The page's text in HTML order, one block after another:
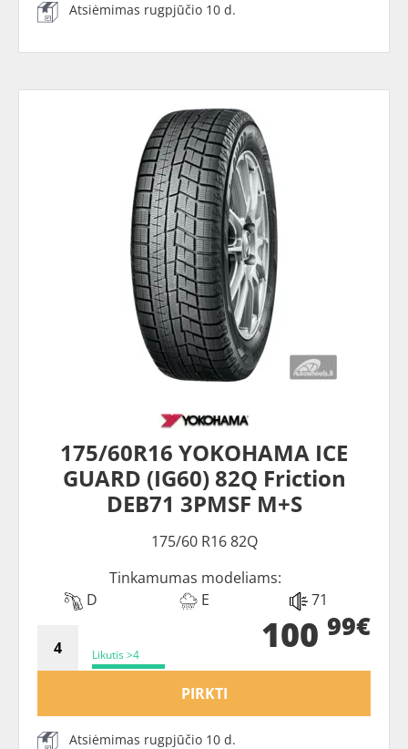
Atsiėmimas rugpjūčio 10 d.
175/60R16 YOKOHAMA ICE
GUARD (IG60) 82Q Friction
DEB71 3PMSF M+S
175/60 R16 82Q
Tinkamumas modeliams:
D
E 71
Likutis >4 100 99€
PIRKTI
Atsiėmimas rugpjūčio 10 d.